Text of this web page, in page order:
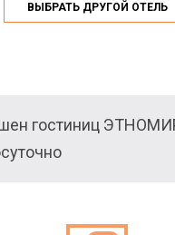
ВЫБРАТЬ ДРУГОЙ ОТЕЛЬ
гостиниц